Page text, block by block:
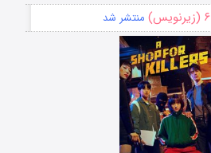
۶ (زیرنویس) منتشر شد